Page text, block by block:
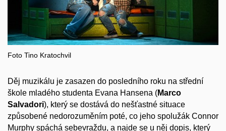
Foto Tino Kratochvil
Děj muzikálu je zasazen do posledního roku na střední
škole mladého studenta Evana Hansena (Marco
Salvadori), který se dostává do nešťastné situace
způsobené nedorozuměním poté, co jeho spolužák Connor
Murphy spáchá sebevraždu, a najde se u něj dopis, který